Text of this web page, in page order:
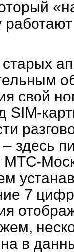
старых
свой
SIM-
здесь
МТС-
7
в